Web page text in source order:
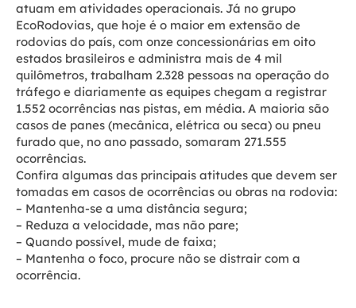
atuam em atividades operacionais. Já no grupo
EcoRodovias, que hoje é o maior em extensão de
rodovias do país, com onze concessionárias em oito
estados brasileiros e administra mais de 4 mil
quilômetros, trabalham 2.328 pessoas na operação do
tráfego e diariamente as equipes chegam a registrar
1.552 ocorrências nas pistas, em média. A maioria são
casos de panes (mecânica, elétrica ou seca) ou pneu
furado que, no ano passado, somaram 271.555
ocorrências.
Confira algumas das principais atitudes que devem ser
tomadas em casos de ocorrências ou obras na rodovia:
– Mantenha-se a uma distância segura;
– Reduza a velocidade, mas não pare;
– Quando possível, mude de faixa;
– Mantenha o foco, procure não se distrair com a
ocorrência.